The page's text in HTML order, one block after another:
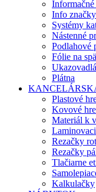
Info
Systémy
Nástenné
Podlahové
Fólie na
Ukazovadlá
Plátna
Plastové
Kovové
Materiál k
Rezačky
Rezačky
Tlačiarne
Kalkulačky